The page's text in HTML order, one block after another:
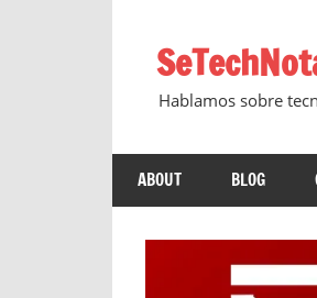
contenido
Hablamos sobre
ABOUT BLOG